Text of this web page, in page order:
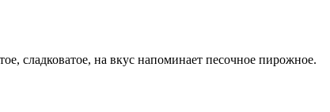
сладковатое, на вкус напоминает песочное пирожное.